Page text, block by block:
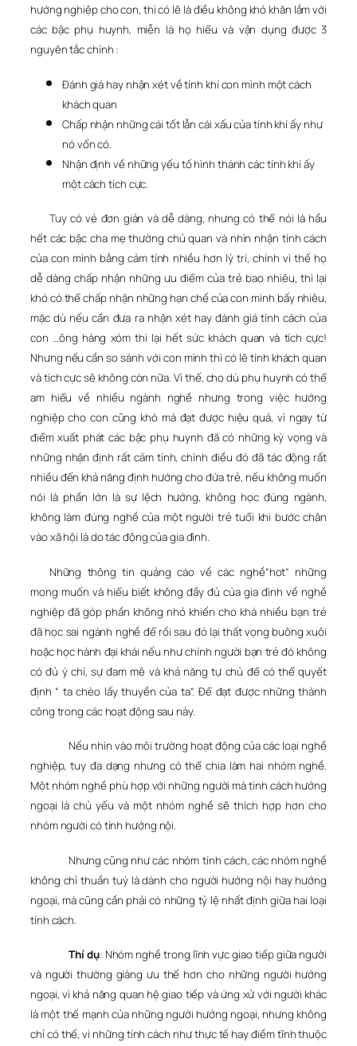
hướng nghiệp cho con, thì có lẽ là điều không khó khăn lắm với
các bậc phụ huynh, miễn là họ hiểu và vận dụng được 3
nguyên tắc chính :
Đánh giá hay nhận xét về tính khí con mình một cách
khách quan
Chấp nhận những cái tốt lẫn cái xấu của tính khí ấy như
nó vốn có.
Nhận định về những yếu tố hình thành các tính khí ấy
một cách tích cực.
Tuy có vẻ đơn giản và dễ dàng, nhưng có thể nói là hầu
hết các bậc cha mẹ thường chủ quan và nhìn nhận tính cách
của con mình bằng cảm tính nhiều hơn lý trí, chính vì thế họ
dễ dàng chấp nhận những ưu điểm của trẻ bao nhiêu, thì lại
khó có thể chấp nhận những hạn chế của con mình bấy nhiêu,
mặc dù nếu cần đưa ra nhận xét hay đánh giá tính cách của
con …ông hàng xóm thì lại hết sức khách quan và tích cực!
Nhưng nếu cần so sánh với con mình thì có lẽ tính khách quan
và tích cực sẽ không còn nữa. Vì thế, cho dù phụ huynh có thể
am hiểu về nhiều ngành nghề nhưng trong việc hướng
nghiệp cho con cũng khó mà đạt được hiệu quả, vì ngay từ
điểm xuất phát các bậc phụ huynh đã có những kỳ vọng và
những nhận định rất cảm tính, chính điều đó đã tác động rất
nhiều đến khả năng định hướng cho đứa trẻ, nếu không muốn
nói là phần lớn là sự lệch hướng, không học đúng ngành,
không làm đúng nghề của một người trẻ tuổi khi bước chân
vào xã hội là do tác động của gia đình.
Những thông tin quảng cáo về các nghề”hot” những
mong muốn và hiểu biết không đầy đủ của gia đình về nghề
nghiệp đã góp phần không nhỏ khiến cho khá nhiều bạn trẻ
đã học sai ngành nghề để rồi sau đó lại thất vọng buông xuôi
hoặc học hành đại khái nếu như chính người bạn trẻ đó không
có đủ ý chí, sự đam mê và khả năng tự chủ để có thể quyết
định “ ta chèo lấy thuyền của ta”. Để đạt được những thành
công trong các hoạt động sau này.
Nếu nhìn vào môi trường hoạt động của các loại nghề
nghiệp, tuy đa dạng nhưng có thể chia làm hai nhóm nghề.
Một nhóm nghề phù hợp với những người mà tính cách hướng
ngoại là chủ yếu và một nhóm nghề sẽ thích hợp hơn cho
nhóm người có tính hướng nội.
Nhưng cũng như các nhóm tính cách, các nhóm nghề
không chỉ thuần tuý là dành cho người hướng nội hay hướng
ngoại, mà cũng cần phải có những tỷ lệ nhất định giữa hai loại
tính cách.
Thí dụ: Nhóm nghề trong lĩnh vực giao tiếp giữa người
và người thường giàng ưu thế hơn cho những người hướng
ngoại, vì khả năng quan hệ giao tiếp và ứng xử với người khác
là một thế mạnh của những người hướng ngoại, nhưng không
chỉ có thế, vì những tính cách như thực tế hay điềm tĩnh thuộc